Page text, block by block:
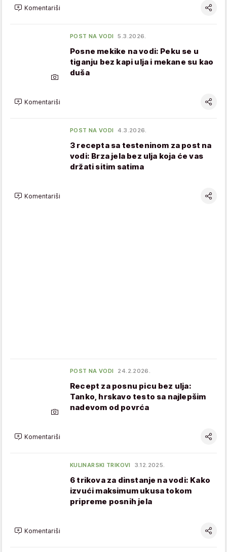
Komentariši
POST NA VODI 5.3.2026.
Posne mekike na vodi: Peku se u
tiganju bez kapi ulja i mekane su kao
duša
Komentariši
POST NA VODI 4.3.2026.
3 recepta sa testeninom za post na
vodi: Brza jela bez ulja koja će vas
držati sitim satima
Komentariši
POST NA VODI 24.2.2026.
Recept za posnu picu bez ulja:
Tanko, hrskavo testo sa najlepšim
nadevom od povrća
Komentariši
KULINARSKI TRIKOVI 3.12.2025.
6 trikova za dinstanje na vodi: Kako
izvući maksimum ukusa tokom
pripreme posnih jela
Komentariši